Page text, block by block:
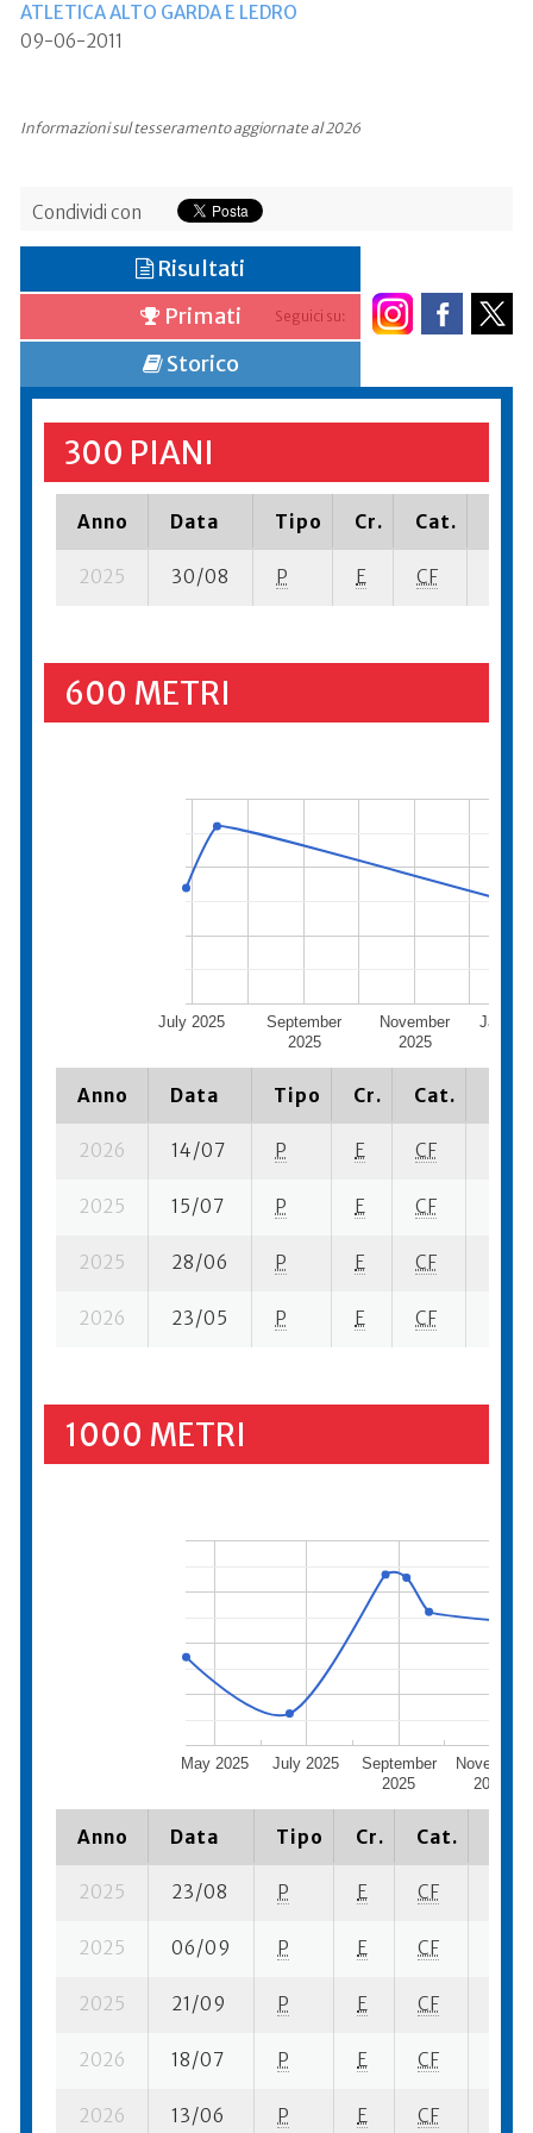
ATLETICA ALTO GARDA E LEDRO
09-06-2011
Informazioni sul tesseramento aggiornate al 2026
Condividi con
Seguici su:
Risultati
Primati
Storico
300 PIANI
Anno Data Tipo Cr. Cat.
2025 30/08 P E CF
600 METRI
July 2025
September
2025
November
2025
Anno Data Tipo Cr. Cat.
2026 14/07 P E CF
2025 15/07 P E CF
2025 28/06 P E CF
2026 23/05 P E CF
1000 METRI
May 2025 July 2025
September
2025
November
2025
Anno Data Tipo Cr. Cat.
2025 23/08 P E CF
2025 06/09 P E CF
2025 21/09 P E CF
2026 18/07 P E CF
2026 13/06 P E CF